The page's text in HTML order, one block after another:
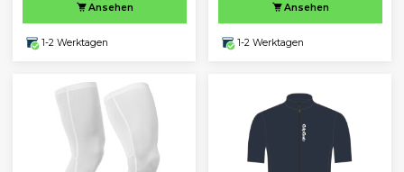
Ansehen
1-2 Werktagen
Ansehen
1-2 Werktagen